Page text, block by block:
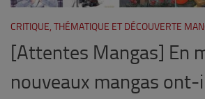
CRITIQUE, THÉMATIQUE ET DÉCOUVERTE
[Attentes Mangas] En
nouveaux mangas ont-